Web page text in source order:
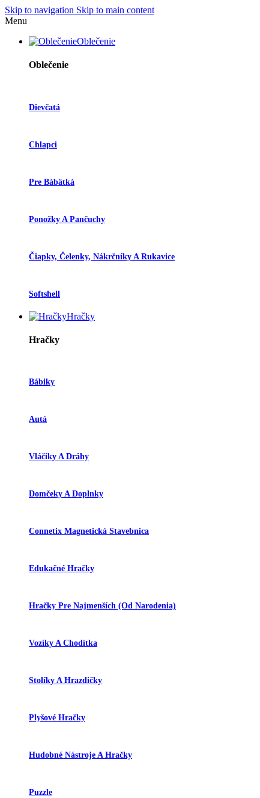
Skip to navigation Skip to main content
Menu
Oblečenie
Oblečenie
Dievčatá
Chlapci
Pre Bábätká
Ponožky A Pančuchy
Čiapky, Čelenky, Nákrčníky A Rukavice
Softshell
Hračky
Hračky
Bábiky
Autá
Vláčiky A Dráhy
Domčeky A Doplnky
Connetix Magnetická Stavebnica
Edukačné Hračky
Hračky Pre Najmenších (od Narodenia)
Vozíky A Chodítka
Stolíky A Hrazdičky
Plyšové Hračky
Hudobné Nástroje A Hračky
Puzzle